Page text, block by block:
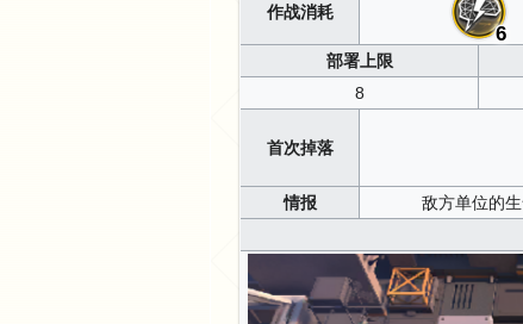
作战消耗
6
部署上限
8
首次掉落
情报
敌方单位的